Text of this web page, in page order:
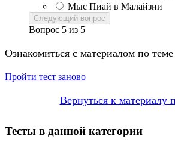
Мыс Пиай в Малайзии
Следующий вопрос
Вопрос 5 из 5
Ознакомиться с материалом по
Пройти тест заново
Вернуться к материалу
Тесты в данной категории